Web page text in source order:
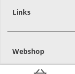
Links
Webshop